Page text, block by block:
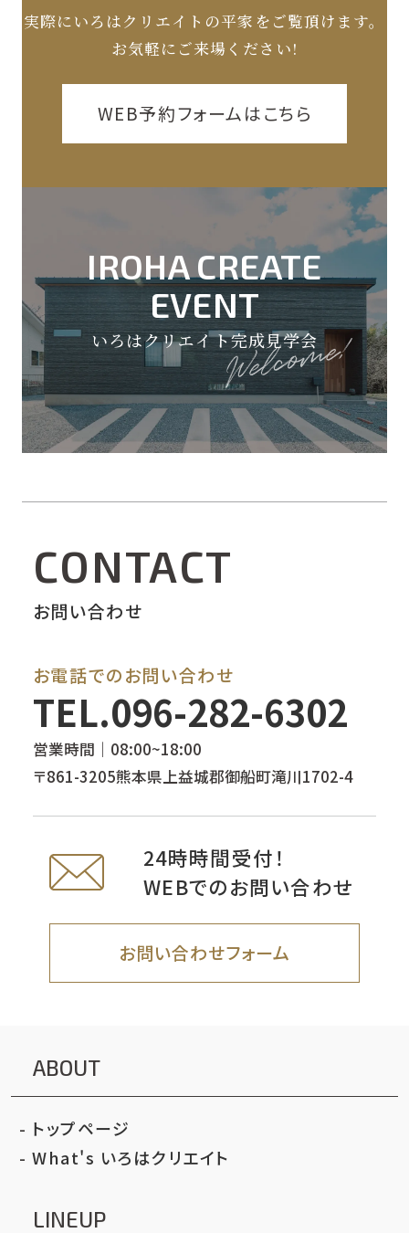
IROHA CREATE
EVENT
いろはクリエイト完成見学会
実際にいろはクリエイトの平家をご覧頂けます。
お気軽にご来場ください!
WEB予約フォームはこちら
CONTACT
お問い合わせ
お電話でのお問い合わせ
TEL.096-282-6302
営業時間｜08:00~18:00
〒861-3205熊本県上益城郡御船町滝川1702-4
24時時間受付！
WEBでのお問い合わせ
お問い合わせフォーム
ABOUT
トップページ
What's いろはクリエイト
LINEUP